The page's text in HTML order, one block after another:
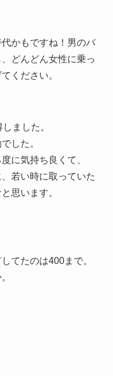
かもですね！男のバ
どんどん女性に乗っ
ください。
ました。
した。
に気持ち良くて、
若い時に取っていた
思います。
てたのは400まで。